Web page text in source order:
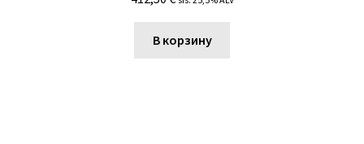
В корзину